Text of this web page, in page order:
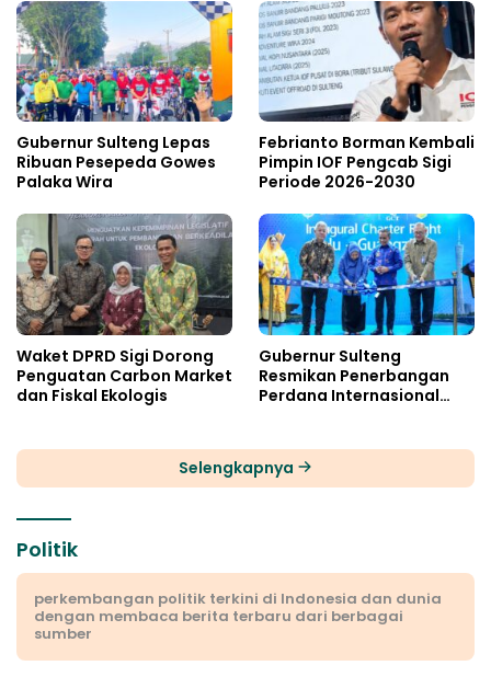
Gubernur Sulteng Lepas
Ribuan Pesepeda Gowes
Palaka Wira
Febrianto Borman Kembali
Pimpin IOF Pengcab Sigi
Periode 2026-2030
Waket DPRD Sigi Dorong
Penguatan Carbon Market
dan Fiskal Ekologis
Gubernur Sulteng
Resmikan Penerbangan
Perdana Internasional
Selengkapnya
Politik
perkembangan politik terkini di Indonesia dan dunia
dengan membaca berita terbaru dari berbagai
sumber